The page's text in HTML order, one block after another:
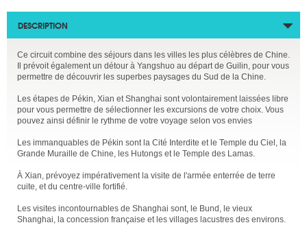
DESCRIPTION
Ce circuit combine des séjours dans les villes les plus célèbres de Chine.
Il prévoit également un détour à Yangshuo au départ de Guilin, pour vous
permettre de découvrir les superbes paysages du Sud de la Chine.
Les étapes de Pékin, Xian et Shanghai sont volontairement laissées libre
pour vous permettre de sélectionner les excursions de votre choix. Vous
pouvez ainsi définir le rythme de votre voyage selon vos envies
Les immanquables de Pékin sont la Cité Interdite et le Temple du Ciel, la
Grande Muraille de Chine, les Hutongs et le Temple des Lamas.
À Xian, prévoyez impérativement la visite de l'armée enterrée de terre
cuite, et du centre-ville fortifié.
Les visites incontournables de Shanghai sont, le Bund, le vieux
Shanghai, la concession française et les villages lacustres des environs.